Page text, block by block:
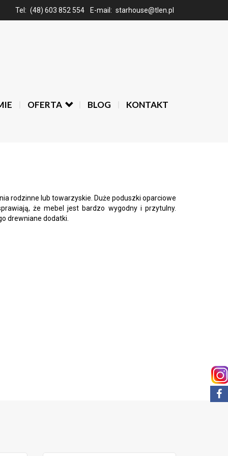
Tel: (48) 603 852 554 E-mail: starhouse@tlen.pl
OFERTA BLOG KONTAKT
rodzinne lub towarzyskie. Duże poduszki oparciowe
że mebel jest bardzo wygodny i przytulny.
drewniane dodatki.